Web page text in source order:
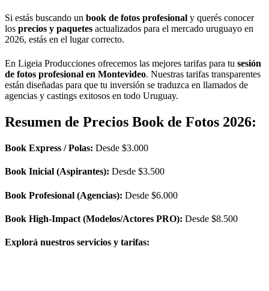
Si estás buscando un book de fotos profesional y querés conocer
los precios y paquetes actualizados para el mercado uruguayo en
2026, estás en el lugar correcto.
En Ligeia Producciones ofrecemos las mejores tarifas para tu sesión
de fotos profesional en Montevideo. Nuestras tarifas transparentes
están diseñadas para que tu inversión se traduzca en llamados de
agencias y castings exitosos en todo Uruguay.
Resumen de Precios Book de Fotos 2026:
Book Express / Polas: Desde $3.000
Book Inicial (Aspirantes): Desde $3.500
Book Profesional (Agencias): Desde $6.000
Book High-Impact (Modelos/Actores PRO): Desde $8.500
Explorá nuestros servicios y tarifas: